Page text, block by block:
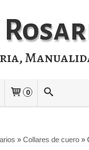
0
» Collares de cuero»